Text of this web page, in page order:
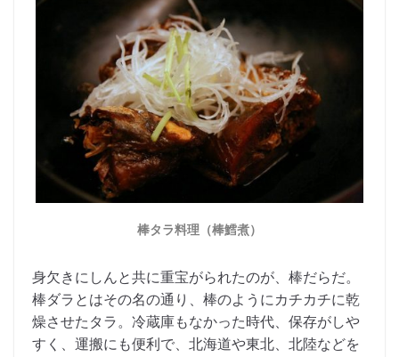
棒タラ料理（棒鱈煮）
身欠きにしんと共に重宝がられたのが、棒だらだ。
棒ダラとはその名の通り、棒のようにカチカチに乾
燥させたタラ。冷蔵庫もなかった時代、保存がしや
すく、運搬にも便利で、北海道や東北、北陸などを